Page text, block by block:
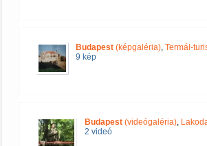
Budapest (képgaléria), Termál-
9 kép
Budapest (videógaléria),
2 videó